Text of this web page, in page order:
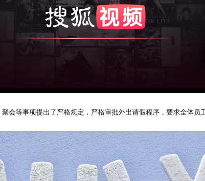
会等事项提出了严格规定，严格审批外出请假程序，要求全体